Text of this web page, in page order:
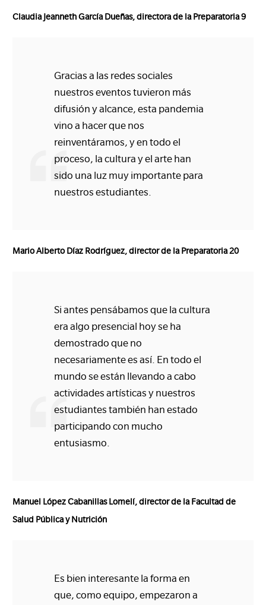
Claudia Jeanneth García Dueñas, directora de la Preparatoria 9
Gracias a las redes sociales
nuestros eventos tuvieron más
difusión y alcance, esta pandemia
vino a hacer que nos
reinventáramos, y en todo el
proceso, la cultura y el arte han
sido una luz muy importante para
nuestros estudiantes.
Mario Alberto Díaz Rodríguez, director de la Preparatoria 20
Si antes pensábamos que la cultura
era algo presencial hoy se ha
demostrado que no
necesariamente es así. En todo el
mundo se están llevando a cabo
actividades artísticas y nuestros
estudiantes también han estado
participando con mucho
entusiasmo.
Manuel López Cabanillas Lomelí, director de la Facultad de
Salud Pública y Nutrición
Es bien interesante la forma en
que, como equipo, empezaron a